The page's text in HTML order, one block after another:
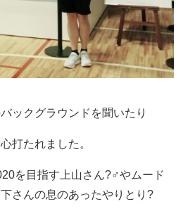
ックグラウンドを聞いたり
打たれました。
を目指す上山さん?‍♂️やムード
さんの息のあったやりとり?